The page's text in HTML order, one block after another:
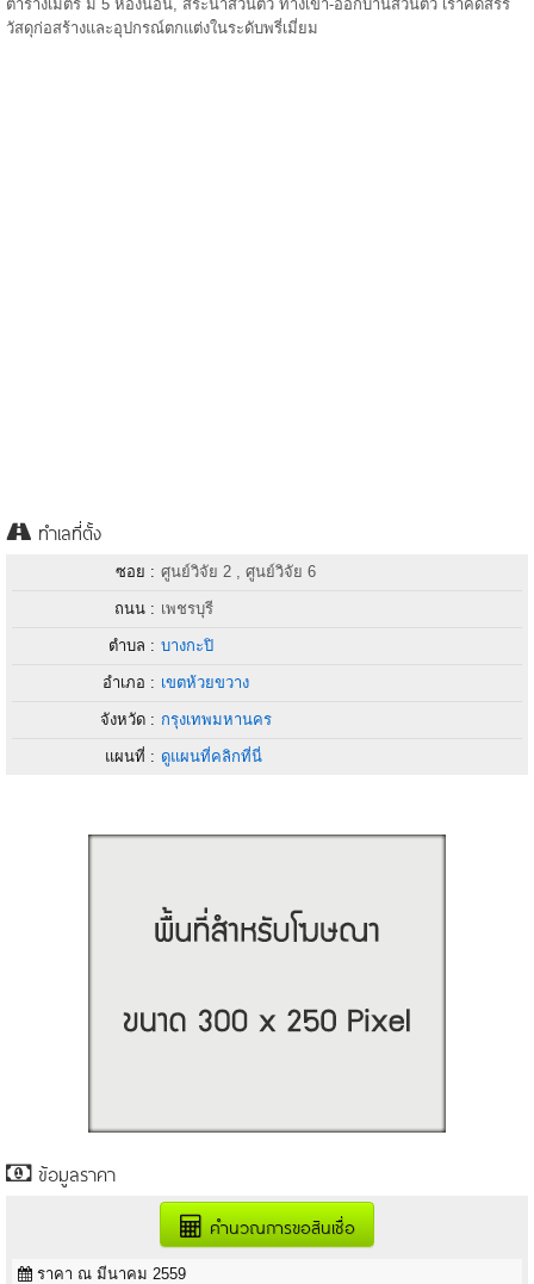
ตารางเมตร มี 5 ห้องนอน, สระน้ำส่วนตัว ทางเข้า-ออกบ้านส่วนตัว เราคัดสรร
วัสดุก่อสร้างและอุปกรณ์ตกแต่งในระดับพรี่เมี่ยม
ทำเลที่ตั้ง
ซอย : ศูนย์วิจัย 2 , ศูนย์วิจัย 6
ถนน : เพชรบุรี
ตำบล : บางกะปิ
อำเภอ : เขตห้วยขวาง
จังหวัด : กรุงเทพมหานคร
แผนที่ : ดูแผนที่คลิกที่นี่
ข้อมูลราคา
คำนวณการขอสินเชื่อ
ราคา ณ มีนาคม 2559